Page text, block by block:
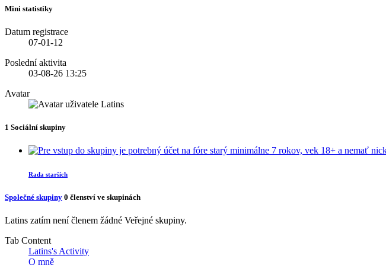
Mini statistiky
Datum registrace
07-01-12
Poslední aktivita
03-08-26 13:25
Avatar
1 Sociální skupiny
Rada starších
Společné skupiny 0 členství ve skupinách
Latins zatím není členem žádné Veřejné skupiny.
Tab Content
Latins's Activity
O mně